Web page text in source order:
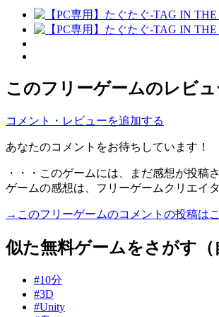
このフリーゲームのレビュ
コメント・レビューを追加する
あなたのコメントをお待ちしています！
・・・このゲームには、まだ感想が投稿
ゲームの感想は、フリーゲームクリエイ
→このフリーゲームのコメントの投稿は
似た無料ゲームをさがす（
#10分
#3D
#Unity